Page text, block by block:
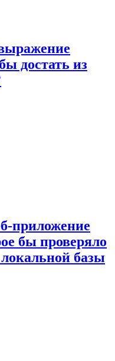
достать из
приложение
бы проверяло
базы